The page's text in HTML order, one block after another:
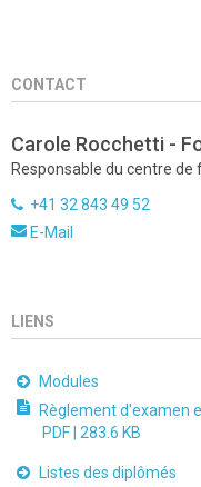
CONTACT
Carole Rocchetti -
Responsable du centre
+41 32 843 49 52
E-Mail
LIENS
Modules
Règlement d'examen
PDF | 283.6 KB
Listes des diplômés